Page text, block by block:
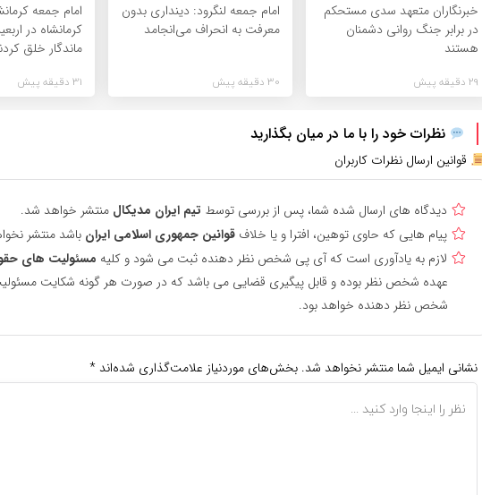
خبرنگاران متعهد سدی مستحکم
در برابر جنگ روانی دشمنان
هستند
29 دقیقه پیش
امام جمعه لنگرود: دینداری بدون
معرفت به انحراف می‌انجامد
30 دقیقه پیش
امام جمعه
کرمانشاه در
ماندگار خلق
31 دقیقه پیش
نظرات خود را با ما در میان بگذارید
قوانین ارسال نظرات کاربران
دیدگاه های ارسال شده شما، پس از بررسی توسط تیم ایران مدیکال منتشر خواهد شد.
پیام هایی که حاوی توهین، افترا و یا خلاف قوانین جمهوری اسلامی ایران باشد منتشر
لازم به یادآوری است که آی پی شخص نظر دهنده ثبت می شود و کلیه مسئولیت های
عهده شخص نظر بوده و قابل پیگیری قضایی می باشد که در صورت هر گونه شکایت
شخص نظر دهنده خواهد بود.
نشانی ایمیل شما منتشر نخواهد شد. بخش‌های موردنیاز علامت‌گذاری شده‌اند *